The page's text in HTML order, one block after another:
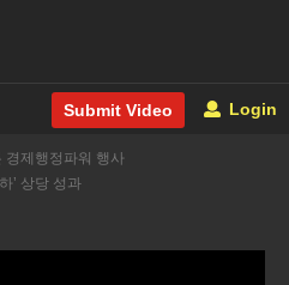
Submit Video Login
경제행정파워 행사
’ 상당 성과